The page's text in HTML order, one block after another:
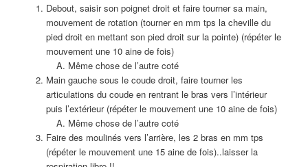
Debout, saisir son poignet droit et faire tourner sa main,
mouvement de rotation (tourner en mm tps la cheville du
pied droit en mettant son pied droit sur la pointe) (répéter le
mouvement une 10 aine de fois)
Même chose de l’autre coté
Main gauche sous le coude droit, faire tourner les
articulations du coude en rentrant le bras vers l’intérieur
puis l’extérieur (répéter le mouvement une 10 aine de fois)
Même chose de l’autre coté
Faire des moulinés vers l’arrière, les 2 bras en mm tps
(répéter le mouvement une 15 aine de fois)..laisser la